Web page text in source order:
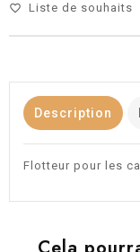
favorite_border Liste de souhaits
Description
Flotteur pour les